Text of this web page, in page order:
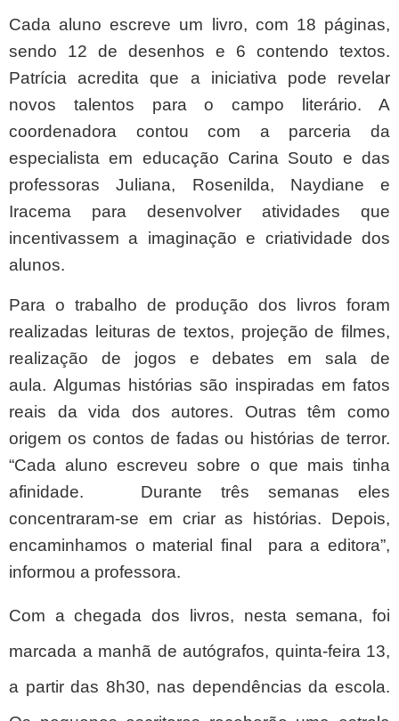
Cada aluno escreve um livro, com 18 páginas,
sendo 12 de desenhos e 6 contendo textos.
Patrícia acredita que a iniciativa pode revelar
novos talentos para o campo literário. A
coordenadora contou com a parceria da
especialista em educação Carina Souto e das
professoras Juliana, Rosenilda, Naydiane e
Iracema para desenvolver atividades que
incentivassem a imaginação e criatividade dos
alunos.
Para o trabalho de produção dos livros foram
realizadas leituras de textos, projeção de filmes,
realização de jogos e debates em sala de
aula. Algumas histórias são inspiradas em fatos
reais da vida dos autores. Outras têm como
origem os contos de fadas ou histórias de terror.
“Cada alunoescreveu sobre o que mais tinha
afinidade. Durante três semanas eles
concentraram-se em criar as histórias. Depois,
encaminhamos o material final
para a editora”,
informou a professora.
Com a chegada dos livros, nesta semana, foi
marcada a manhã de autógrafos, quinta-feira 13,
a partir das 8h30, nas dependências da escola.